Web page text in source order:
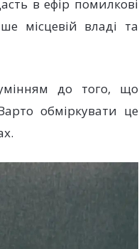
в ефір помилкові
місцевій владі та
до того, що
обміркувати це